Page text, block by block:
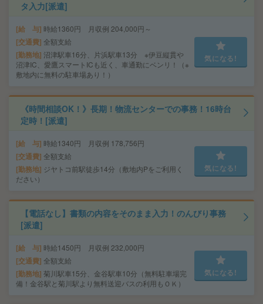
タ入力[派遣]
給 与 時給1360円 月収例 204,000円～
交通費 全額支給
勤務地 沼津駅車16分、片浜駅車13分 ※伊豆縦貫や
沼津IC、愛鷹スマートICも近く、車通勤にベンリ！（※
敷地内に無料の駐車場あり！）
気になる!
《時間相談OK！》長期！物流センターでの事務！16時台
定時！[派遣]
給 与 時給1340円 月収例 178,756円
交通費 全額支給
勤務地 ジヤトコ前駅徒歩14分（敷地内Pをご利用く
ださい）
気になる!
【電話なし】書類の内容をそのまま入力！のんびり事務
[派遣]
給 与 時給1450円 月収例 232,000円
交通費 全額支給
勤務地 菊川駅車15分、金谷駅車10分（無料駐車場完
備！金谷駅と菊川駅より無料送迎バスの利用もＯＫ）
気になる!